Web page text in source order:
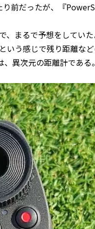
前だったが、『
、まるで予想をしてい
う感じで残り距離など
異次元の距離計である。